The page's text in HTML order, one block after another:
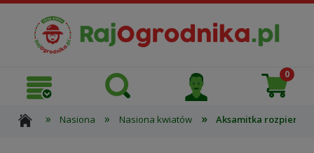
» Nasiona » Nasiona kwiatów » Aksamitka